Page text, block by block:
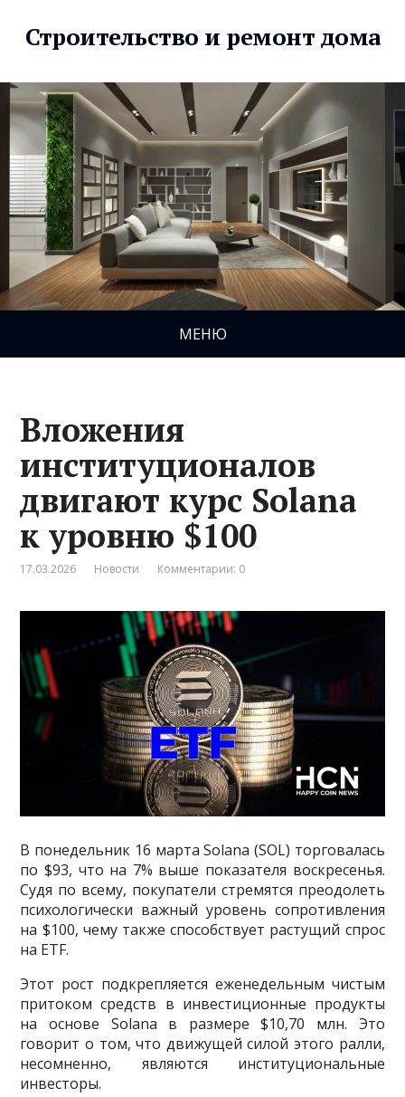
Строительство и ремонт дома
МЕНЮ
Вложения
институционалов
двигают курс Solana
к уровню $100
17.03.2026 Новости Комментарии: 0
В понедельник 16 марта Solana (SOL) торговалась
по $93, что на 7% выше показателя воскресенья.
Судя по всему, покупатели стремятся преодолеть
психологически важный уровень сопротивления
на $100, чему также способствует растущий спрос
на ETF.
Этот рост подкрепляется еженедельным чистым
притоком средств в инвестиционные продукты
на основе Solana в размере $10,70 млн. Это
говорит о том, что движущей силой этого ралли,
несомненно, являются институциональные
инвесторы.